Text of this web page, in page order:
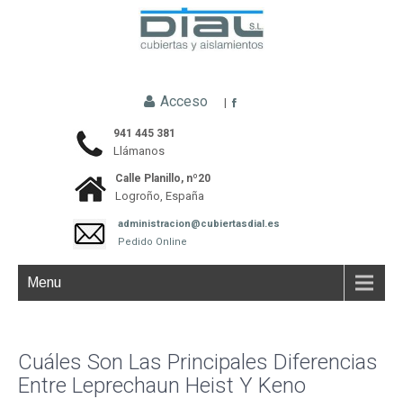
Acceso |
941 445 381
Llámanos
Calle Planillo, nº20
Logroño, España
administracion@cubiertasdial.es
Pedido Online
Menu
Cuáles Son Las Principales Diferencias
Entre Leprechaun Heist Y Keno